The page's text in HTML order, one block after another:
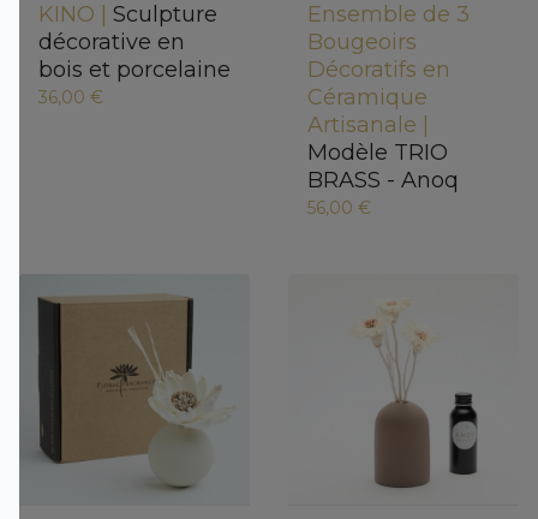
KINO | Sculpture
décorative en
bois et porcelaine
36,00 €
Ensemble de 3
Bougeoirs
Décoratifs en
Céramique
Artisanale |
Modèle TRIO
BRASS - Anoq
56,00 €